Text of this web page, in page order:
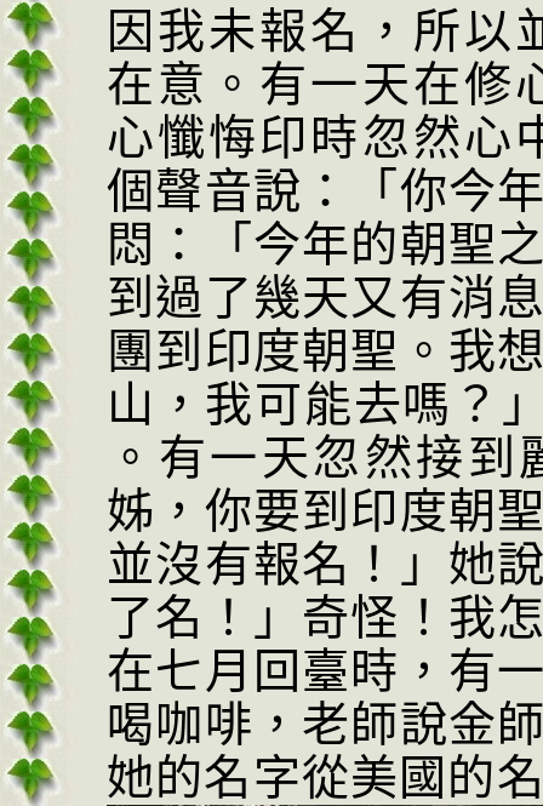
因我未報名， 所以
在意。有一天在修
心懺悔印時忽然心
個聲音說：「你今
悶：
「今年的朝聖
到過了幾天又有消
團到印度朝聖。我
山，我可能去嗎？
。有一天忽然接
姊，你要到印度朝
並沒有報名！」她
了名！」奇怪！我
在七月回臺時，有
喝咖啡，老師說金
她的名字從美國的